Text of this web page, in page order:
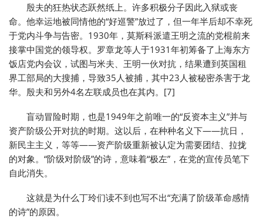
殷夫的狂热状态跃然纸上。许多积极分子因此入狱或丧
命。他幸运地被同情他的“好巡警”放过了，但一年半后却不幸死
于党内斗争与告密。1930年，莫斯科派遣王明之流的党棍前来
接掌中国党的领导权。罗章龙等人于1931年初筹备了上海东方
饭店党内会议，试图与米夫、王明一伙对抗，结果遭到英国租
界工部局的大搜捕，导致35人被捕，其中23人被秘密杀害于龙
华。殷夫和另外4名左联成员也在其内。[7]
盲动冒险时期，也是1949年之前唯一的“反资本主义”并与
资产阶级公开对抗的时期。这以后，在种种名义下——抗日，
新民主主义，等等——资产阶级重新被认定为需要团结、拉拢
的对象。“阶级对阶级”的诗，意味着“极左”，在党的宣传员笔下
自此消失。
这就是为什么丁玲们读不到也写不出“充满了阶级革命感情
的诗”的原因。